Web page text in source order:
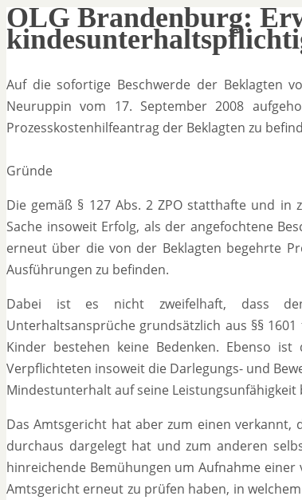
OLG Brandenburg:
Auf die sofortige Beschwerde der Beklagten
Neuruppin vom 17. September 2008
Prozesskostenhilfeantrag der Beklagten zu
Gründe
Die gemäß § 127 Abs. 2 ZPO statthafte und in
Sache insoweit Erfolg, als der angefochtene
erneut über die von der Beklagten begehrte
Ausführungen zu befinden.
Dabei ist es nicht zweifelhaft, dass
Unterhaltsansprüche grundsätzlich aus §§
Kinder bestehen keine Bedenken. Ebenso
Verpflichteten insoweit die Darlegungs- und
Mindestunterhalt auf seine Leistungsunfähigkeit
Das Amtsgericht hat aber zum einen verkannt,
durchaus dargelegt hat und zum anderen
hinreichende Bemühungen um Aufnahme
Amtsgericht erneut zu prüfen haben, in